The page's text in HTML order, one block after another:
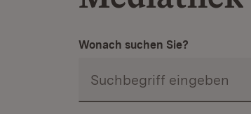
Wonach suchen Sie?